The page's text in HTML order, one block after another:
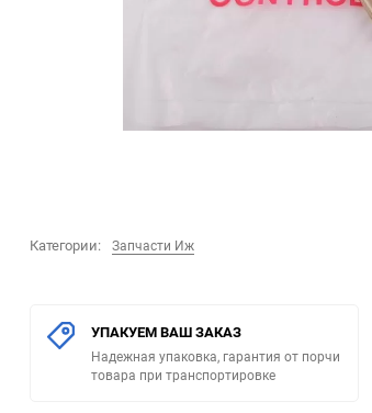
Категории: Запчасти Иж
УПАКУЕМ ВАШ ЗАКАЗ
Надежная упаковка, гарантия от порчи
товара при транспортировке